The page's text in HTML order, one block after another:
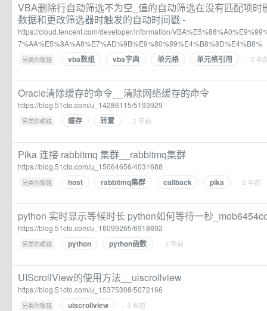
VBA删除行自动筛选不为空_值的自动筛选在没有匹配项时
数据和更改筛选器时触发的自动时间戳 -
https://cloud.tencent.com/developer/information/
7%AA%E5%8A%A8%E7%AD%9B%E9%80%89%E4%B8%8D%E4%B8%
另类的眼镜 · vba数组 vba字典 单元格 单元格引用 · 2 年
Oracle清除缓存的命令__清除网络缓存的命令
https://blog.51cto.com/u_14286115/5193929
另类的眼镜 · 缓存 转置 · 2 年前
Pika 连接 rabbitmq 集群__rabbitmq集群
https://blog.51cto.com/u_15064656/4031688
另类的眼镜 · host rabbitmq集群 callback pika · 2 年前
python 实时显示等候时长 python如何等待一秒
https://blog.51cto.com/u_16099265/6918692
另类的眼镜 · python python函数 · 2 年前
UIScrollView的使用方法__uiscrollview
https://blog.51cto.com/u_15375308/5072166
另类的眼镜 · uiscrollview · 3 年前